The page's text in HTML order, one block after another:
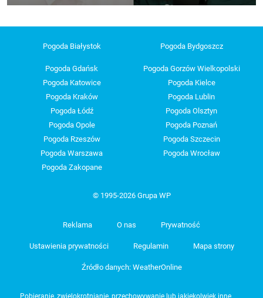
Pogoda Białystok Pogoda Bydgoszcz
Pogoda Gdańsk
Pogoda Gorzów Wielkopolski
Pogoda Katowice
Pogoda Kielce
Pogoda Kraków
Pogoda Lublin
Pogoda Łódź
Pogoda Olsztyn
Pogoda Opole
Pogoda Poznań
Pogoda Rzeszów
Pogoda Szczecin
Pogoda Warszawa
Pogoda Wrocław
Pogoda Zakopane
© 1995-2026 Grupa WP
Reklama O nas Prywatność
Ustawienia prywatności Regulamin Mapa strony
Źródło danych: WeatherOnline
Pobieranie, zwielokrotnianie, przechowywanie lub jakiekolwiek inne